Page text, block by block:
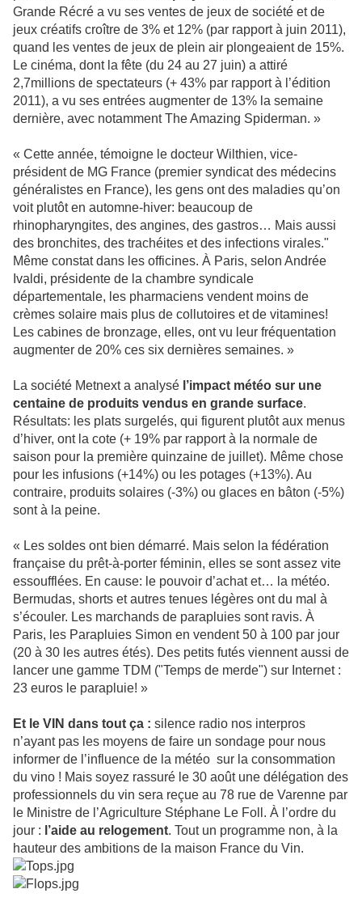
Grande Récré a vu ses ventes de jeux de société et de
jeux créatifs croître de 3% et 12% (par rapport à juin 2011),
quand les ventes de jeux de plein air plongeaient de 15%.
Le cinéma, dont la fête (du 24 au 27 juin) a attiré
2,7millions de spectateurs (+ 43% par rapport à l’édition
2011), a vu ses entrées augmenter de 13% la semaine
dernière, avec notamment The Amazing Spiderman. »
« Cette année, témoigne le docteur Wilthien, vice-
président de MG France (premier syndicat des médecins
généralistes en France), les gens ont des maladies qu’on
voit plutôt en automne-hiver: beaucoup de
rhinopharyngites, des angines, des gastros… Mais aussi
des bronchites, des trachéites et des infections virales."
Même constat dans les officines. À Paris, selon Andrée
Ivaldi, présidente de la chambre syndicale
départementale, les pharmaciens vendent moins de
crèmes solaire mais plus de collutoires et de vitamines!
Les cabines de bronzage, elles, ont vu leur fréquentation
augmenter de 20% ces six dernières semaines. »
La société Metnext a analysé l’impact météo sur une
centaine de produits vendus en grande surface.
Résultats: les plats surgelés, qui figurent plutôt aux menus
d’hiver, ont la cote (+ 19% par rapport à la normale de
saison pour la première quinzaine de juillet). Même chose
pour les infusions (+14%) ou les potages (+13%). Au
contraire, produits solaires (-3%) ou glaces en bâton (-5%)
sont à la peine.
« Les soldes ont bien démarré. Mais selon la fédération
française du prêt-à-porter féminin, elles se sont assez vite
essoufflées. En cause: le pouvoir d’achat et… la météo.
Bermudas, shorts et autres tenues légères ont du mal à
s’écouler. Les marchands de parapluies sont ravis. À
Paris, les Parapluies Simon en vendent 50 à 100 par jour
(20 à 30 les autres étés). Des petits futés viennent aussi de
lancer une gamme TDM ("Temps de merde") sur Internet :
23 euros le parapluie! »
Et le VIN dans tout ça : silence radio nos interpros
n’ayant pas les moyens de faire un sondage pour nous
informer de l’influence de la météo sur la consommation
du vino ! Mais soyez rassuré le 30 août une délégation des
professionnels du vin sera reçue au 78 rue de Varenne par
le Ministre de l’Agriculture Stéphane Le Foll. À l’ordre du
jour : l’aide au relogement. Tout un programme non, à la
hauteur des ambitions de la maison France du Vin.